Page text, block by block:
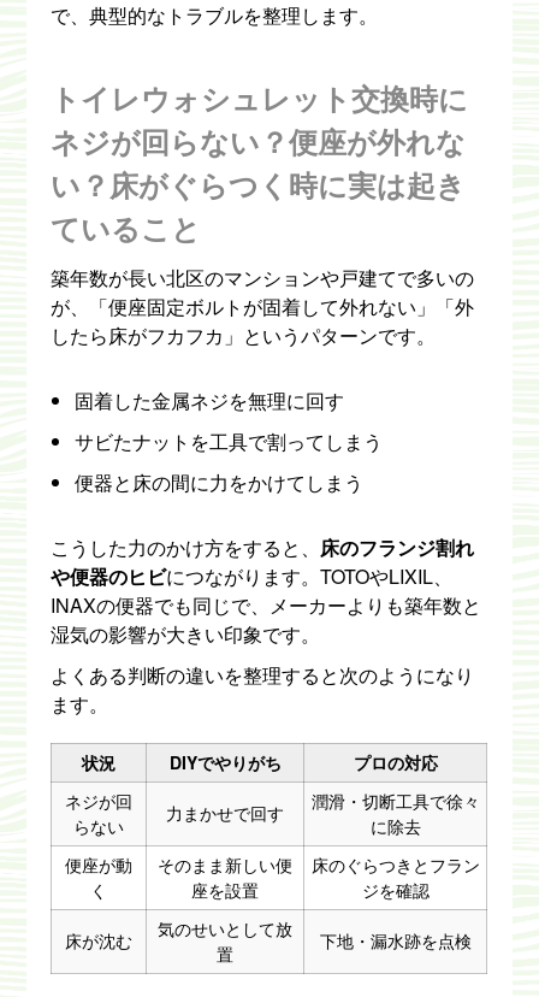
で、典型的なトラブルを整理します。
トイレウォシュレット交換時に
ネジが回らない？便座が外れな
い？床がぐらつく時に実は起き
ていること
築年数が長い北区のマンションや戸建てで多いの
が、「便座固定ボルトが固着して外れない」「外
したら床がフカフカ」というパターンです。
固着した金属ネジを無理に回す
サビたナットを工具で割ってしまう
便器と床の間に力をかけてしまう
こうした力のかけ方をすると、 床のフランジ割れ
や便器のヒビにつながります。TOTOやLIXIL、
INAXの便器でも同じで、メーカーよりも築年数と
湿気の影響が大きい印象です。
よくある判断の違いを整理すると次のようになり
ます。
状況 DIYでやりがち
プロの対応
ネジが回
らない
力まかせで回す
潤滑・切断工具で徐々
に除去
便座が動
く
そのまま新しい便
座を設置
床のぐらつきとフラン
ジを確認
床が沈む
気のせいとして放
置
下地・漏水跡を点検